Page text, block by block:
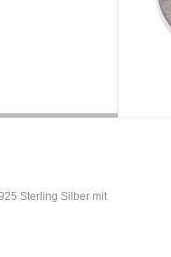
Sterling Silber mit